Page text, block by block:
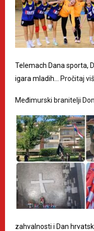
Telemach Dana sporta,
igara mladih…
Pročitaj
Međimurski branitelji
zahvalnosti i Dan